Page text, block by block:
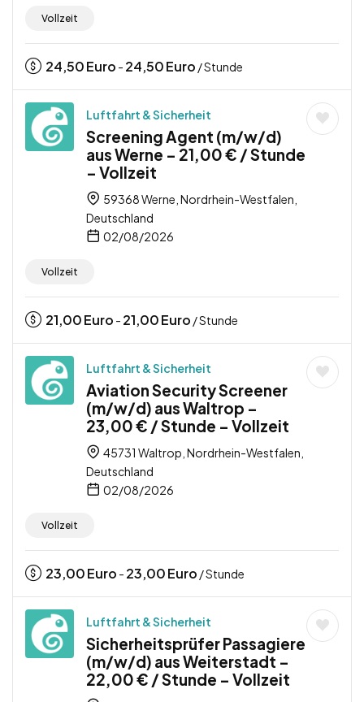
Vollzeit
24,50Euro - 24,50Euro / Stunde
Luftfahrt & Sicherheit
Screening Agent (m/w/d)
aus Werne – 21,00 € / Stunde
– Vollzeit
59368 Werne, Nordrhein-Westfalen,
Deutschland
02/08/2026
Vollzeit
21,00Euro - 21,00Euro / Stunde
Luftfahrt & Sicherheit
Aviation Security Screener
(m/w/d) aus Waltrop –
23,00 € / Stunde – Vollzeit
45731 Waltrop, Nordrhein-Westfalen,
Deutschland
02/08/2026
Vollzeit
23,00Euro - 23,00Euro / Stunde
Luftfahrt & Sicherheit
Sicherheitsprüfer Passagiere
(m/w/d) aus Weiterstadt –
22,00 € / Stunde – Vollzeit